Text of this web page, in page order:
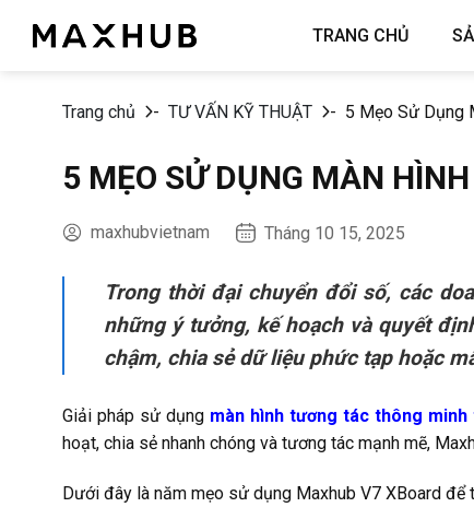
TRANG CHỦ
Trang chủ - TƯ VẤN KỸ THUẬT - 5 Mẹo Sử Dụng
5 MẸO SỬ DỤNG MÀN
maxhubvietnam Tháng 10 15, 2025
Trong thời đại chuyển đổi số, các
những ý tưởng, kế hoạch và quyết
chậm, chia sẻ dữ liệu phức tạp hoặc
Giải pháp sử dụng màn hình tương tác thông minh
hoạt, chia sẻ nhanh chóng và tương tác mạnh mẽ,
Dưới đây là năm mẹo sử dụng Maxhub V7 XBoard